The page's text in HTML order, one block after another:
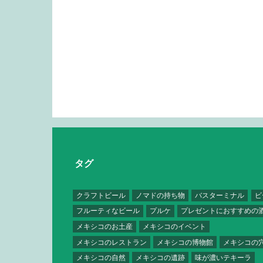
タグ
クラフトビール ノマドの持ち物 バスターミナル
フルーティなビール
プルケ
プレゼントにおすすめの
メキシコのお土産
メキシコのイベント
メキシコのレストラン
メキシコの博物館
メキシコの
メキシコの自然
メキシコの遺跡 味が濃いテキーラ